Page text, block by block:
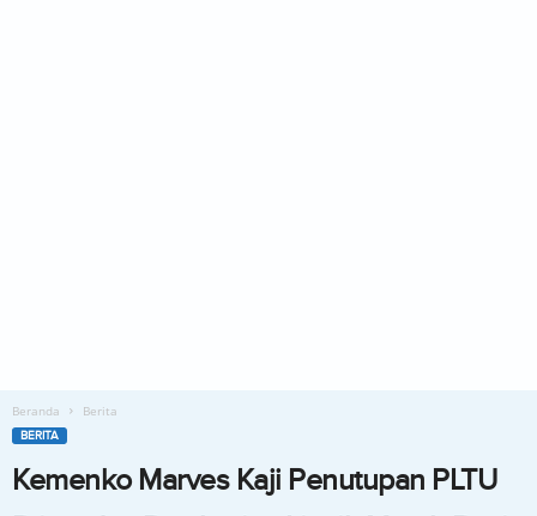
Beranda Berita
BERITA
Kemenko Marves Kaji Penutupan PLTU